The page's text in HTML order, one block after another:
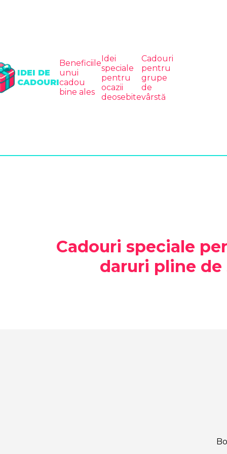
IDEI DE
CADOURI
Beneficiile
unui
cadou
bine ales
Idei
speciale
pentru
ocazii
deosebite
Cadouri
pentru
grupe
de
vârstă
Cadouri speciale
daruri pline